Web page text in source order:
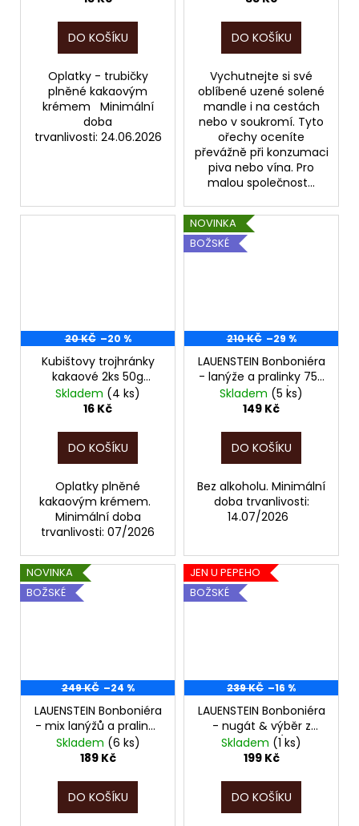
DO KOŠÍKU
Oplatky - trubičky
plněné kakaovým
krémem Minimální
doba
trvanlivosti: 24.06.2026
DO KOŠÍKU
Vychutnejte si své
oblíbené uzené solené
mandle i na cestách
nebo v soukromí. Tyto
ořechy oceníte
převážně při konzumaci
piva nebo vína. Pro
malou společnost...
20 KČ –20 %
Kubištovy trojhránky
kakaové 2ks 50g
POZOR, EXPIRACE JEN
DO 07/2026!!!
Skladem (4 ks)
16 Kč
DO KOŠÍKU
Oplatky plněné
kakaovým krémem.
Minimální doba
trvanlivosti: 07/2026
NOVINKA
BOŽSKÉ
210 KČ –29 %
LAUENSTEIN Bonboniéra
- lanýže a pralinky 75g
- bez alkoholu (ručně
vyráběné pralinky)
EXPIRACE JEN DO
07/2026!!!
Skladem (5 ks)
149 Kč
DO KOŠÍKU
Bez alkoholu. Minimální
doba trvanlivosti:
14.07/2026
NOVINKA
BOŽSKÉ
249 KČ –24 %
LAUENSTEIN Bonboniéra
- mix lanýžů a pralinek
75g - s alkoholem
(ručně vyráběné
POZOR, EXPIRACE JEN
DO 06/2026!!!
Skladem (6 ks)
189 Kč
DO KOŠÍKU
JEN U PEPEHO
BOŽSKÉ
239 KČ –16 %
LAUENSTEIN Bonboniéra
- nugát & výběr z
ořechů 100g (ručně
vyráběné pralinky) kód
JEN DO 06/2026!!!
Skladem (1 ks)
199 Kč
DO KOŠÍKU